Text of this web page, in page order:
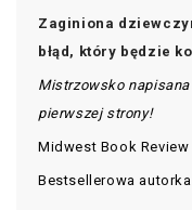
Zaginiona
błąd, który będzie
Mistrzowsko
pierwszej strony!
Midwest Book Review
Bestsellerowa autorka